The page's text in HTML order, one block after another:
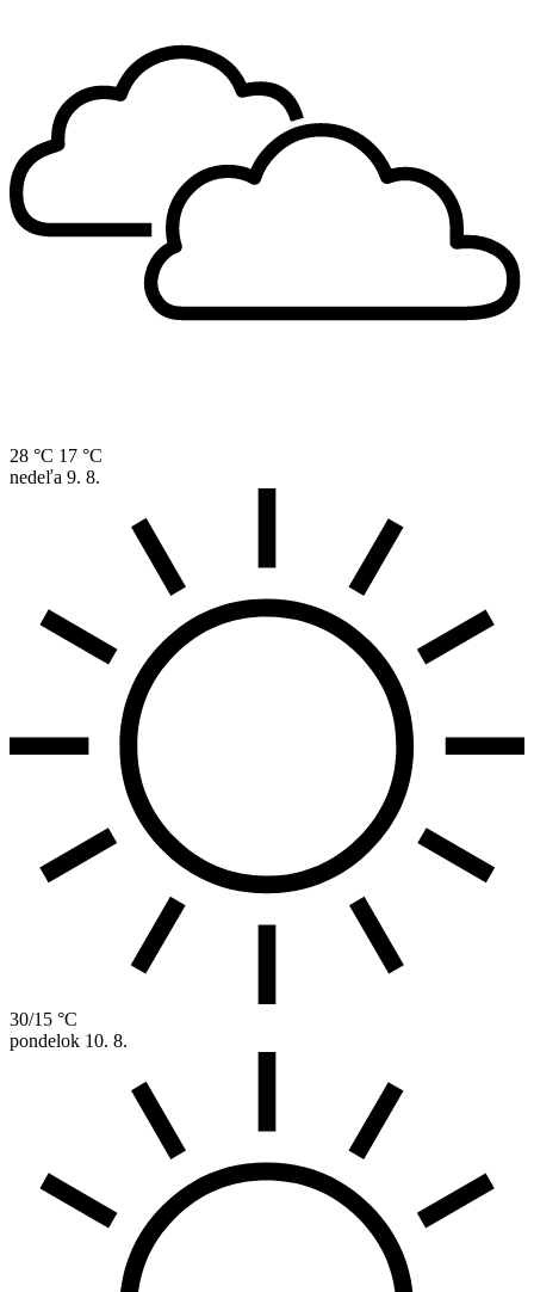
28 °C 17 °C
nedeľa 9. 8.
30/15 °C
pondelok 10. 8.